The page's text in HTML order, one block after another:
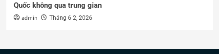
Quốc không qua trung gian
admin Tháng 6 2, 2026